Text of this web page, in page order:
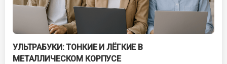
УЛЬТРАБУКИ: ТОНКИЕ И ЛЁГКИЕ В
МЕТАЛЛИЧЕСКОМ КОРПУСЕ